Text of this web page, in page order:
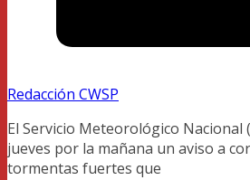
Redacción CWSP
El Servicio Meteorológico Nacional
jueves por la mañana un aviso a
tormentas fuertes que